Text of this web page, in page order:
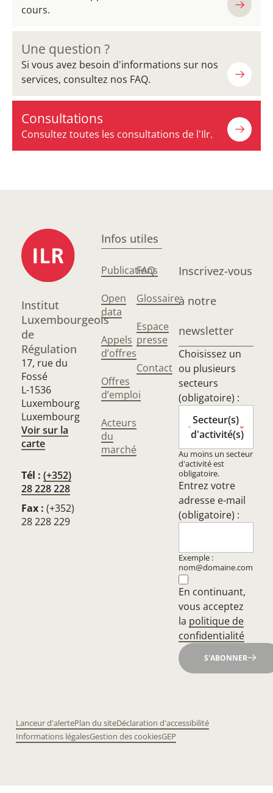
cours.
Une question ?
Si vous avez besoin d'informations sur nos
services, consultez nos FAQ.
Consultations
Consultez toutes les consultations de l'Ilr.
Institut
Luxembourgeois
de
Régulation
17, rue du
Fossé
L-1536
Luxembourg
Luxembourg
Voir sur la
carte
Tél : (+352)
28 228 228
Fax : (+352)
28 228 229
Infos utiles
Publications
Open
data
Appels
d’offres
Offres
d’emploi
Acteurs
du
marché
FAQ
Glossaire
Espace
presse
Contact
Inscrivez-vous
à notre
newsletter
Choisissez un
ou plusieurs
secteurs
(obligatoire) :
Secteur(s)
d'activité(s)
Au moins un secteur
d'activité est
obligatoire.
Entrez votre
adresse e-mail
(obligatoire) :
Exemple :
nom@domaine.com
En continuant,
vous acceptez
la politique de
confidentialité
S'ABONNER
Lanceur d'alertePlan du siteDéclaration d'accessibilité
Informations légalesGestion des cookiesGEP